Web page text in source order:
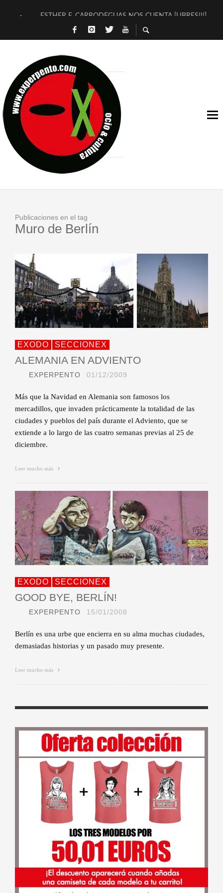
ESTHER F. CARRODEGUAS NOS CUENTA [LIBRES!!!]
[TERRA DE GUAPES] DE SANDRA MONFORT
TIMBRE 4, LA ESCUELA DEL DIRECTOR TEATRAL CLAUDIO
30 AÑOS (NO ES NADA) DE LA KATARSIS DEL TOMATAZO
MILITARES JUDÍAS EN #EXVITA
D’BALDOMEROS REINVENTAN [BITÁCORA 3.0] EN EXVITA
MARSHALL FLASH PRESENTA EN EXVITA [RELATIVA
JOFRE BARDAGÍ EN EXVITA INTERPRETANDO A SERRAT
Publicaciones en el tag
Muro de Berlín
EXODO SECCIONEX
ALEMANIA EN ADVIENTO
EXPERPENTO 01/12/2009
Más que la Navidad en Alemania son famosos los
mercadillos, que invaden prácticamente la totalidad de las
ciudades y pueblos del país durante el Adviento, que se
extiende a lo largo de las cuatro semanas previas al 25 de
diciembre.
Leer mucho más
EXODO SECCIONEX
GOOD BYE, BERLÍN!
EXPERPENTO 15/01/2008
Berlín es una urbe que encierra en su alma muchas ciudades,
demasiadas historias y un pasado muy presente.
Leer mucho más